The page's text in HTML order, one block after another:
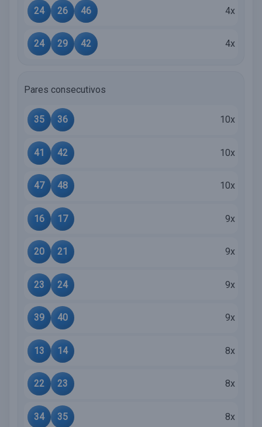
24 26 46 4x
24 29 42 4x
Pares consecutivos
35 36 10x
41 42 10x
47 48 10x
16 17 9x
20 21 9x
23 24 9x
39 40 9x
13 14 8x
22 23 8x
34 35 8x